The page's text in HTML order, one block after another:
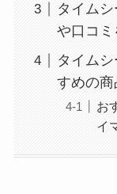
タイム
や口コ
タイム
すめの
お
イ